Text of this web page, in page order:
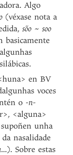
Algo
(véxase nota a
sõo ~ soo
basicamente
en BV
voces
o -n-
<alguna>
unha
nasalidade
...). Sobre estas